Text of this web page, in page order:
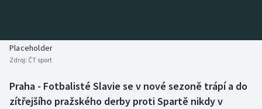
Biatlon
Boby a skeleton
Aplikace ČT sport
AZ kvíz
Placeholder
Zdroj: ČT sport
Praha - Fotbalisté Slavie se v nové sezoně trápí a do
zítřejšího pražského derby proti Spartě nikdy v